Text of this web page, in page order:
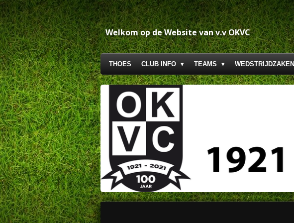
Ga
direct
naar
de
hoofdinhoud
Welkom op de Website van v.v OKVC
THOES CLUB INFO TEAMS WEDSTRIJDZAKEN